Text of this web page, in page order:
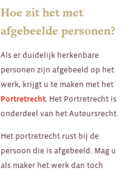
Hoe zit het met
afgebeelde personen?
Als er duidelijk herkenbare
personen zijn afgebeeld op het
werk, krijgt u te maken met het
Portretrecht. Het Portretrecht is
onderdeel van het Auteursrecht.
Het portretrecht rust bij de
persoon die is afgebeeld. Mag u
als maker het werk dan toch